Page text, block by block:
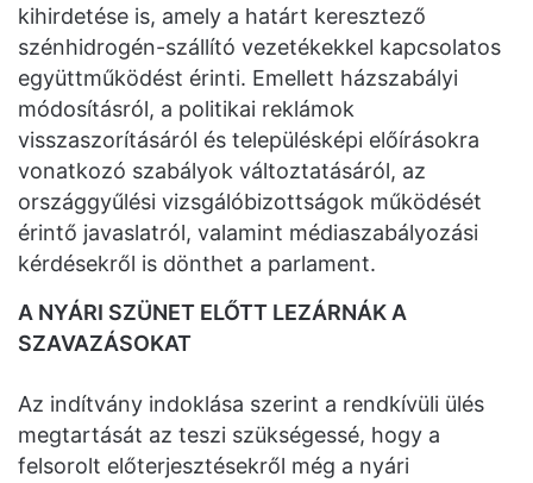
kihirdetése is, amely a határt keresztező
szénhidrogén-szállító vezetékekkel kapcsolatos
együttműködést érinti. Emellett házszabályi
módosításról, a politikai reklámok
visszaszorításáról és településképi előírásokra
vonatkozó szabályok változtatásáról, az
országgyűlési vizsgálóbizottságok működését
érintő javaslatról, valamint médiaszabályozási
kérdésekről is dönthet a parlament.
A NYÁRI SZÜNET ELŐTT LEZÁRNÁK A
SZAVAZÁSOKAT
Az indítvány indoklása szerint a rendkívüli ülés
megtartását az teszi szükségessé, hogy a
felsorolt előterjesztésekről még a nyári